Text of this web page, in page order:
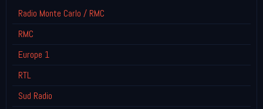
Radio Monte Carlo / RMC
RMC
Europe 1
RTL
Sud Radio